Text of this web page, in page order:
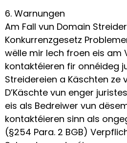
6. Warnungen
Am Fall vun Domain
Konkurrenzgesetz
wëlle mir Iech froen eis am
kontaktéieren fir onnéideg
Streidereien a Käschten ze
D’Käschte vun enger
eis als Bedreiwer vun
kontaktéieren sinn als
(§254 Para. 2 BGB)